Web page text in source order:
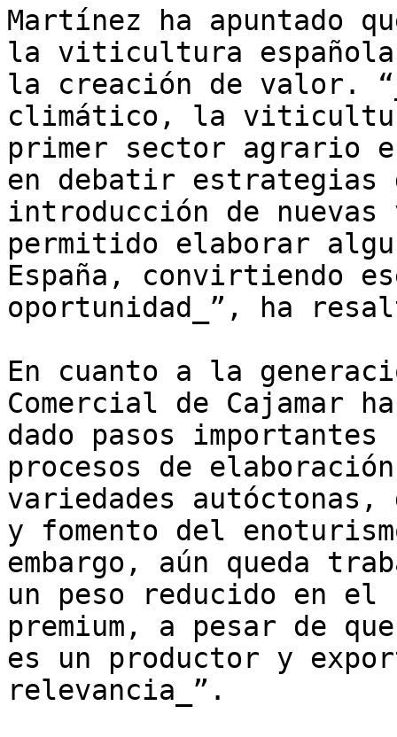
Martínez ha apuntado
la viticultura
la creación de valor.
climático, la
primer sector agrario
en debatir estrategias
introducción de
permitido elaborar
España, convirtiendo
oportunidad_”, ha
En cuanto a la
Comercial de Cajamar
dado pasos
procesos de
variedades
y fomento del
embargo, aún queda
un peso reducido en el
premium, a pesar de
es un productor y
relevancia_”.